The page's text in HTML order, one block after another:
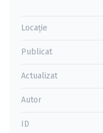
Locație
Publicat
Actualizat
Autor
ID